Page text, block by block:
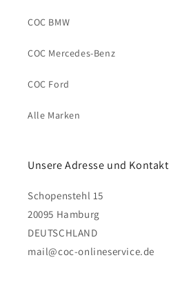
COC BMW
COC Mercedes-Benz
COC Ford
Alle Marken
Unsere Adresse und Kontakt
Schopenstehl 15
20095 Hamburg
DEUTSCHLAND
mail@coc-onlineservice.de